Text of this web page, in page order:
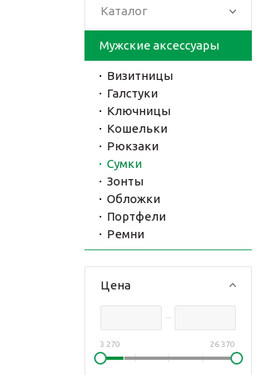
Каталог
Мужские аксессуары
Визитницы
Галстуки
Ключницы
Кошельки
Рюкзаки
Сумки
Зонты
Обложки
Портфели
Ремни
Цена
3 270 26 370